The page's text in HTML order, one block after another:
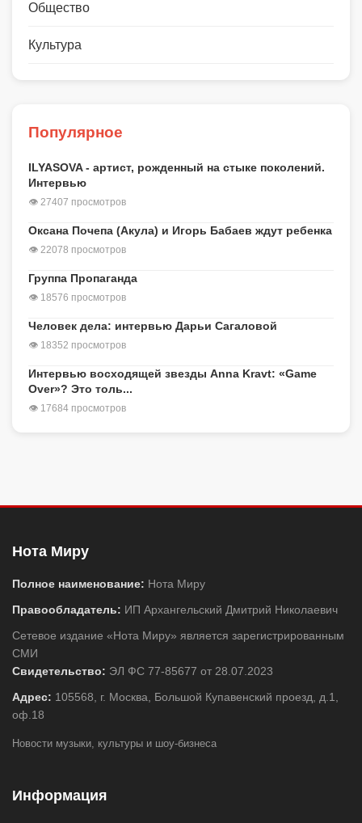
Общество
Культура
Популярное
ILYASOVA - артист, рожденный на стыке поколений.
Интервью
👁 27407 просмотров
Оксана Почепа (Акула) и Игорь Бабаев ждут ребенка
👁 22078 просмотров
Группа Пропаганда
👁 18576 просмотров
Человек дела: интервью Дарьи Сагаловой
👁 18352 просмотров
Интервью восходящей звезды Anna Kravt: «Game
Over»? Это толь...
👁 17684 просмотров
Нота Миру
Полное наименование: Нота Миру
Правообладатель: ИП Архангельский Дмитрий Николаевич
Сетевое издание «Нота Миру» является зарегистрированным
СМИ
Свидетельство: ЭЛ ФС 77-85677 от 28.07.2023
Адрес: 105568, г. Москва, Большой Купавенский проезд, д.1,
оф.18
Новости музыки, культуры и шоу-бизнеса
Информация